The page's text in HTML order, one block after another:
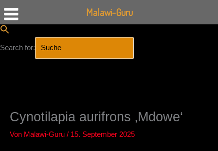
Search for:
Cynotilapia aurifrons ‚Mdowe‘
Von Malawi-Guru / 15. September 2025
Malawi-Guru